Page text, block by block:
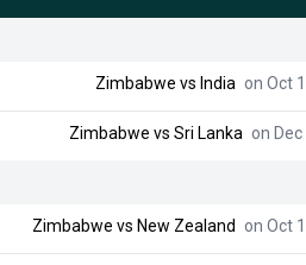
Zimbabwe vs India on Oct
Zimbabwe vs Sri Lanka on
Zimbabwe vs New Zealand on Oct